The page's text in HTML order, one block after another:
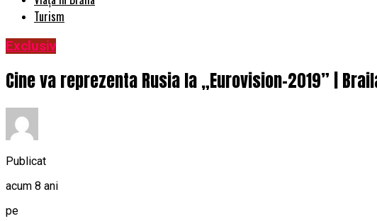
Turism
Exclusiv
Cine va reprezenta Rusia la „Eurovision-2019” |
Publicat
acum 8 ani
pe